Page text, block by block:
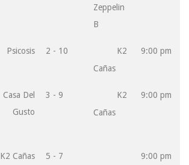
Zeppelin
B
Psicosis 2 - 10
K2
Cañas
9:00 pm
Casa Del
Gusto
3 - 9
K2
Cañas
9:00 pm
K2 Cañas
5 - 7
9:00 pm